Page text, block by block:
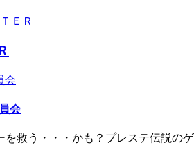
会
会
を救う・・・かも？プレステ伝説の